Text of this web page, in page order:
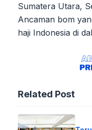
Sumatera Utara,
Ancaman bom
haji Indonesia di
Related Post